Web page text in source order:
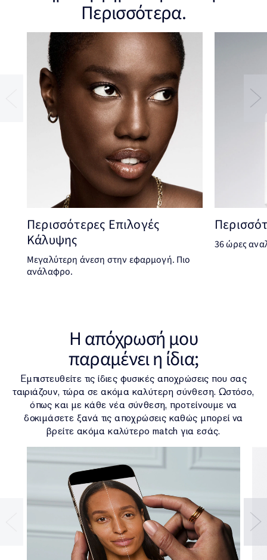
Περισσότερα.
Περισσότερες Επιλογές
Κάλυψης
Μεγαλύτερη άνεση στην εφαρμογή. Πιο
ανάλαφρο.
36 ώρες
H απόχρωσή μου
παραμένει η ίδια;
Εμπιστευθείτε τις ίδιες φυσικές αποχρώσεις που σας
ταιριάζουν, τώρα σε ακόμα καλύτερη σύνθεση. Ωστόσο,
όπως και με κάθε νέα σύνθεση, προτείνουμε να
δοκιμάσετε ξανά τις αποχρώσεις καθώς μπορεί να
βρείτε ακόμα καλύτερο match για εσάς.